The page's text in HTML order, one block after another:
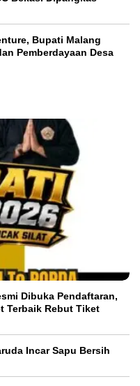
Bupati Malang
Pemberdayaan Desa
Dibuka Pendaftaran,
Terbaik Rebut Tiket
Incar Sapu Bersih